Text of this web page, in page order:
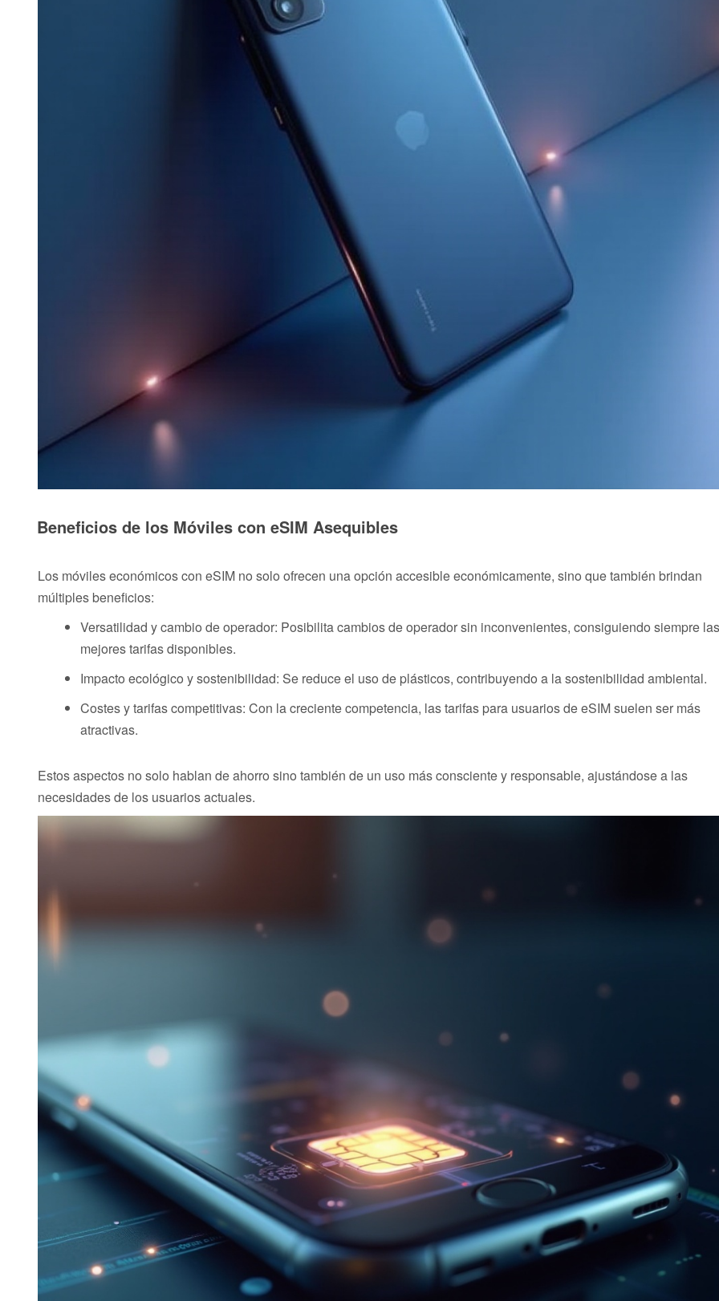
Beneficios de los Móviles con eSIM Asequibles
Los móviles económicos con eSIM no solo ofrecen una opción accesible económicamente, sino que también brindan
múltiples beneficios:
Versatilidad y cambio de operador: Posibilita cambios de operador sin inconvenientes, consiguiendo siempre las
mejores tarifas disponibles.
Impacto ecológico y sostenibilidad: Se reduce el uso de plásticos, contribuyendo a la sostenibilidad ambiental.
Costes y tarifas competitivas: Con la creciente competencia, las tarifas para usuarios de eSIM suelen ser más
atractivas.
Estos aspectos no solo hablan de ahorro sino también de un uso más consciente y responsable, ajustándose a las
necesidades de los usuarios actuales.